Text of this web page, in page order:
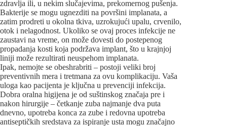
zdravlja ili, u nekim slučajevima, prekomernog pušenja.
Bakterije se mogu ugnezditi na površini implanata, a
zatim prodreti u okolna tkiva, uzrokujući upalu, crvenilo,
otok i nelagodnost. Ukoliko se ovaj proces infekcije ne
zaustavi na vreme, on može dovesti do postepenog
propadanja kosti koja podržava implant, što u krajnjoj
liniji može rezultirati neuspehom implanata.
Ipak, nemojte se obeshrabriti – postoji veliki broj
preventivnih mera i tretmana za ovu komplikaciju. Vaša
uloga kao pacijenta je ključna u prevenciji infekcija.
Dobra oralna higijena je od suštinskog značaja pre i
nakon hirurgije – četkanje zuba najmanje dva puta
dnevno, upotreba konca za zube i redovna upotreba
antiseptičkih sredstava za ispiranje usta mogu značajno